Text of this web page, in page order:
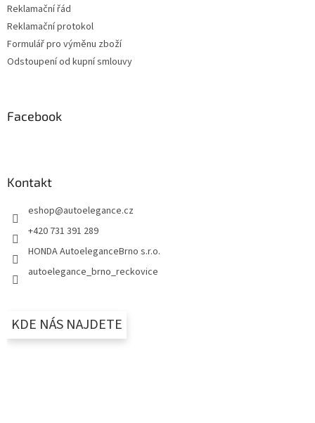
Reklamační řád
Reklamační protokol
Formulář pro výměnu zboží
Odstoupení od kupní smlouvy
Facebook
Kontakt
eshop@autoelegance.cz
+420 731 391 289
HONDA AutoeleganceBrno s.r.o.
autoelegance_brno_reckovice
KDE NÁS NAJDETE